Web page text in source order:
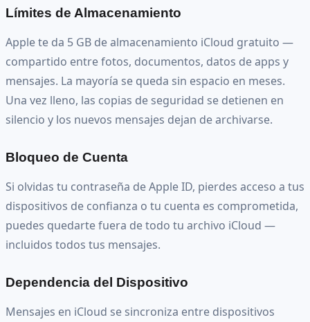
Límites de Almacenamiento
Apple te da 5 GB de almacenamiento iCloud gratuito —
compartido entre fotos, documentos, datos de apps y
mensajes. La mayoría se queda sin espacio en meses.
Una vez lleno, las copias de seguridad se detienen en
silencio y los nuevos mensajes dejan de archivarse.
Bloqueo de Cuenta
Si olvidas tu contraseña de Apple ID, pierdes acceso a tus
dispositivos de confianza o tu cuenta es comprometida,
puedes quedarte fuera de todo tu archivo iCloud —
incluidos todos tus mensajes.
Dependencia del Dispositivo
Mensajes en iCloud se sincroniza entre dispositivos